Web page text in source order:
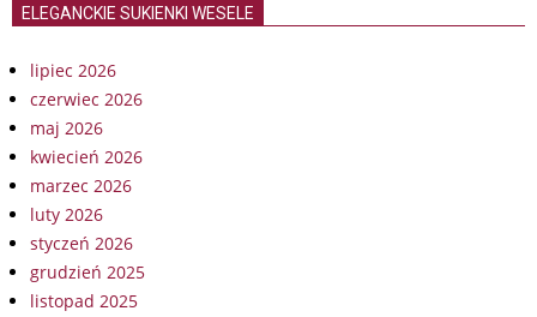
ELEGANCKIE SUKIENKI WESELE
lipiec 2026
czerwiec 2026
maj 2026
kwiecień 2026
marzec 2026
luty 2026
styczeń 2026
grudzień 2025
listopad 2025